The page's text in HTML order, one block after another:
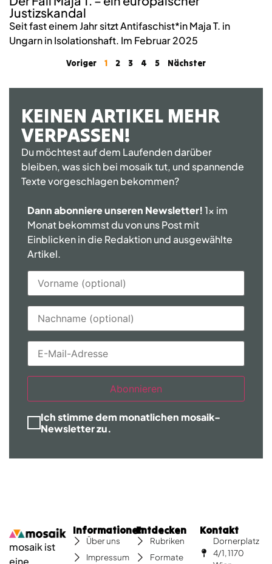
Justizskandal
Seit fast einem Jahr sitzt Antifaschist*in Maja T. in
Ungarn in Isolationshaft. Im Februar 2025
Voriger 1 2 3 4 5 Nächster
KEINEN ARTIKEL MEHR
VERPASSEN!
Du möchtest auf dem Laufenden darüber
bleiben, was sich bei mosaik tut, und spannende
Texte vorgeschlagen bekommen?
Dann abonniere unseren Newsletter!1x im
Monat bekommst du von uns Post mit
Einblicken in die Redaktion und ausgewählte
Artikel.
Abonnieren
Ich stimme dem monatlichen mosaik-
Newsletter zu.
mosaik ist
eine
Informationen
Über uns
Impressum
Entdecken
Rubriken
Formate
Kontakt
Dornerplatz
4/1, 1170